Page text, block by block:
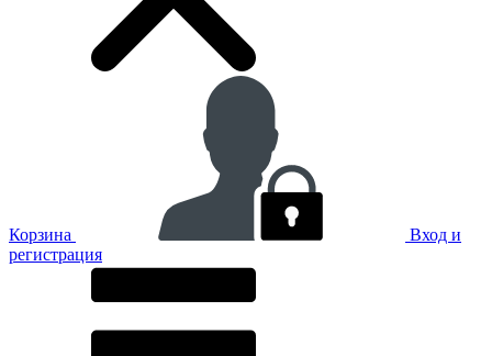
Корзина
Вход и
регистрация